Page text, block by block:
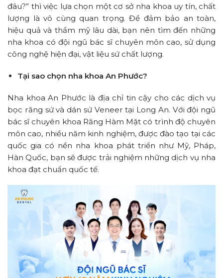
đâu?” thì việc lựa chọn một cơ sở nha khoa uy tín, chất
lượng là vô cùng quan trọng. Để đảm bảo an toàn,
hiệu quả và thẩm mỹ lâu dài, bạn nên tìm đến những
nha khoa có đội ngũ bác sĩ chuyên môn cao, sử dụng
công nghệ hiện đại, vật liệu sứ chất lượng.
Tại sao chọn nha khoa An Phước?
Nha khoa An Phước là địa chỉ tin cậy cho các dịch vụ
bọc răng sứ và dán sứ Veneer tại Long An. Với đội ngũ
bác sĩ chuyên khoa Răng Hàm Mặt có trình độ chuyên
môn cao, nhiều năm kinh nghiệm, được đào tạo tại các
quốc gia có nền nha khoa phát triển như Mỹ, Pháp,
Hàn Quốc, bạn sẽ được trải nghiệm những dịch vụ nha
khoa đạt chuẩn quốc tế.